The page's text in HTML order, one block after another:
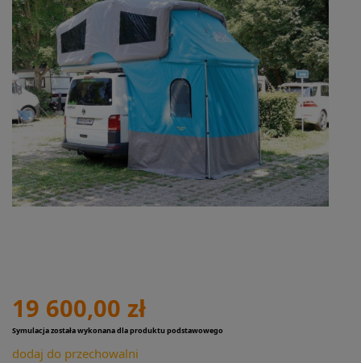
19 600,00 zł
Symulacja została wykonana dla produktu podstawowego
dodaj do przechowalni